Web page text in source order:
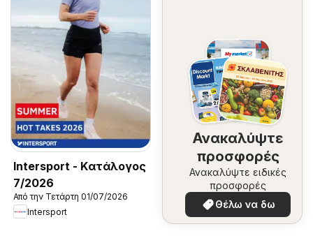
Intersport - Kατάλογος
7/2026
Από την Τετάρτη 01/07/2026
Intersport
Ανακαλύψτε
προσφορές
Ανακαλύψτε ειδικές
προσφορές
Θέλω να δω